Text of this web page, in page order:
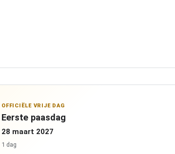
OFFICIËLE VRIJE DAG
Eerste paasdag
28 maart 2027
1 dag